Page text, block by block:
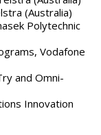
(Australia)
Polytechnic
Vodafone
and Omni-
Innovation